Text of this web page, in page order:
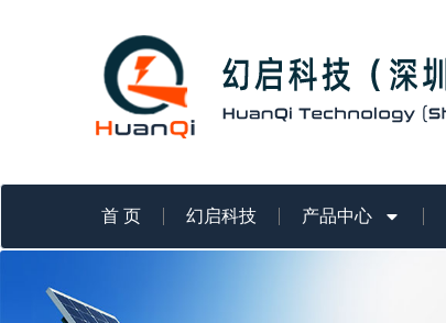
首 页 幻启科技 产品中心